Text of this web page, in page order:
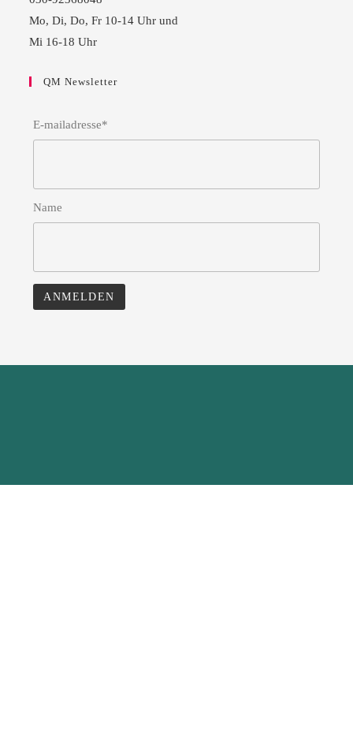
Mo, Di, Do, Fr 10-14 Uhr und
Mi 16-18 Uhr
QM Newsletter
E-mailadresse*
Name